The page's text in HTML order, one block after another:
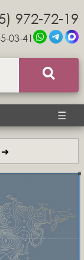
972-72-19
03-41
☰
➜